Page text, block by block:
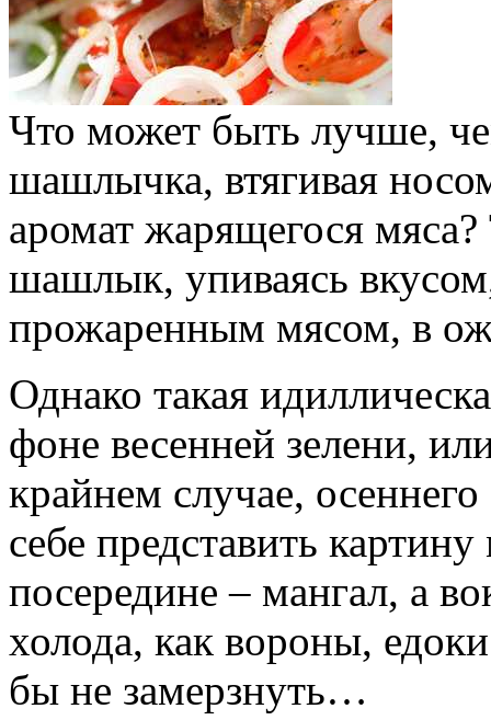
Что может быть лучше,
шашлычка, втягивая
аромат жарящегося
шашлык, упиваясь
прожаренным мясом, в
Однако такая
фоне весенней зелени,
крайнем случае,
себе представить
посередине – мангал, а
холода, как вороны,
бы не замерзнуть…